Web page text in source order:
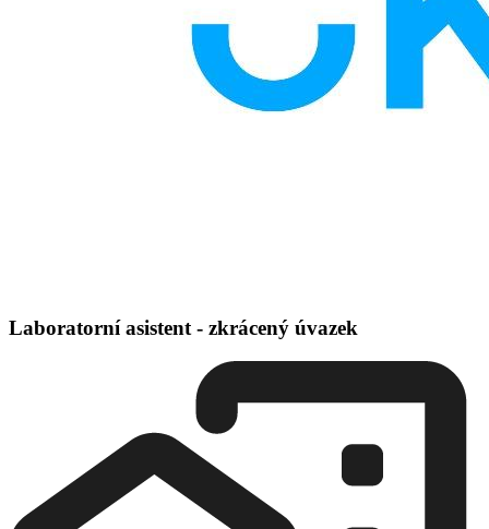
Laboratorní asistent - zkrácený úvazek